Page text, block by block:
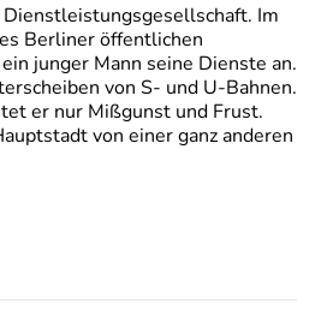
Im
Berliner öffentlichen
junger Mann seine Dienste an.
von S- und U-Bahnen.
er nur Mißgunst und Frust.
von einer ganz anderen